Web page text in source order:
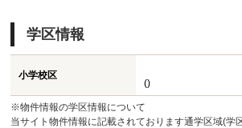
学区情報
小学校区
()
※物件情報の学区情報について
当サイト物件情報に記載されております通学区域(